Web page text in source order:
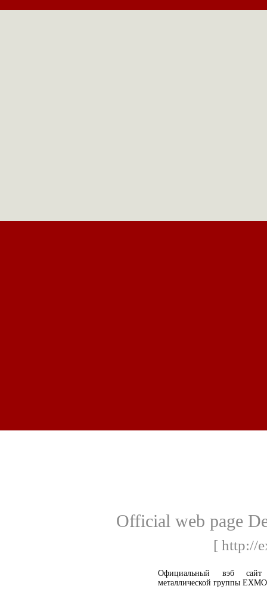
Official web page
[ http://
Официальный вэб сайт
металлической группы